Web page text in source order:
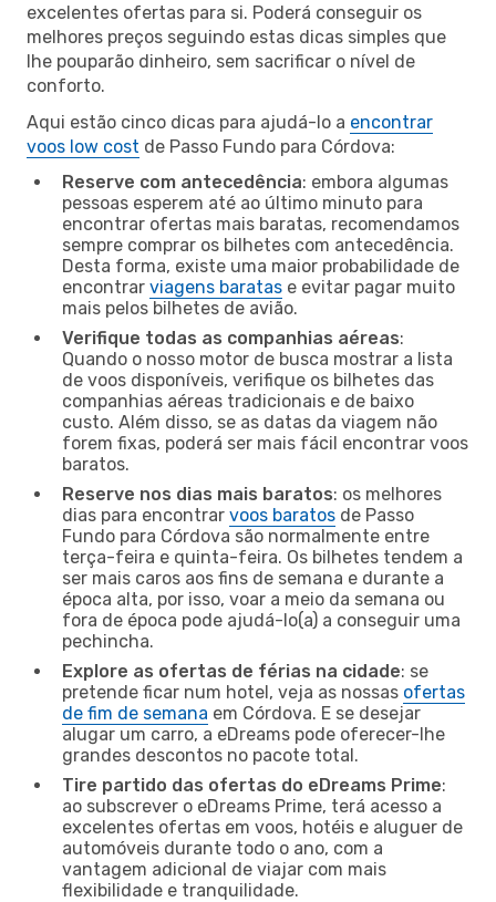
excelentes ofertas para si. Poderá conseguir os
melhores preços seguindo estas dicas simples que
lhe pouparão dinheiro, sem sacrificar o nível de
conforto.
Aqui estão cinco dicas para ajudá-lo a encontrar
voos low cost de Passo Fundo para Córdova:
Reserve com antecedência: embora algumas
pessoas esperem até ao último minuto para
encontrar ofertas mais baratas, recomendamos
sempre comprar os bilhetes com antecedência.
Desta forma, existe uma maior probabilidade de
encontrar viagens baratas e evitar pagar muito
mais pelos bilhetes de avião.
Verifique todas as companhias aéreas:
Quando o nosso motor de busca mostrar a lista
de voos disponíveis, verifique os bilhetes das
companhias aéreas tradicionais e de baixo
custo. Além disso, se as datas da viagem não
forem fixas, poderá ser mais fácil encontrar voos
baratos.
Reserve nos dias mais baratos: os melhores
dias para encontrar voos baratos de Passo
Fundo para Córdova são normalmente entre
terça-feira e quinta-feira. Os bilhetes tendem a
ser mais caros aos fins de semana e durante a
época alta, por isso, voar a meio da semana ou
fora de época pode ajudá-lo(a) a conseguir uma
pechincha.
Explore as ofertas de férias na cidade: se
pretende ficar num hotel, veja as nossas ofertas
de fim de semana em Córdova. E se desejar
alugar um carro, a eDreams pode oferecer-lhe
grandes descontos no pacote total.
Tire partido das ofertas do eDreams Prime:
ao subscrever o eDreams Prime, terá acesso a
excelentes ofertas em voos, hotéis e aluguer de
automóveis durante todo o ano, com a
vantagem adicional de viajar com mais
flexibilidade e tranquilidade.